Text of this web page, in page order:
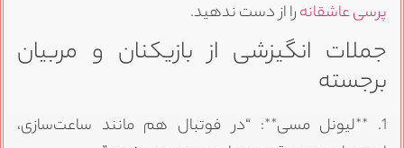
پرسی عاشقانهرا از دست ندهید.
جملات انگیزشی از بازیکنان و مربیان
برجسته
1. **لیونل مسی**: “در فوتبال هم مانند ساعت‌سازی،